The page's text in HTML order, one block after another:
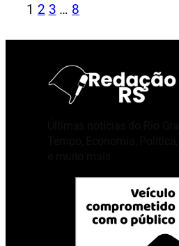
1 2 3 … 8